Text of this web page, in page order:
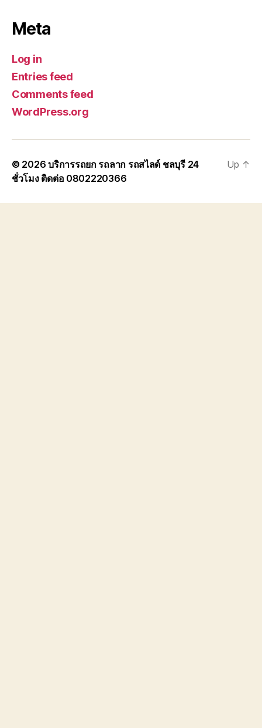
Meta
Log in
Entries feed
Comments feed
WordPress.org
© 2026บริการรถยก รถลาก รถสไลด์ ชลบุรี 24
ชั่วโมง ติดต่อ 0802220366
Up ↑